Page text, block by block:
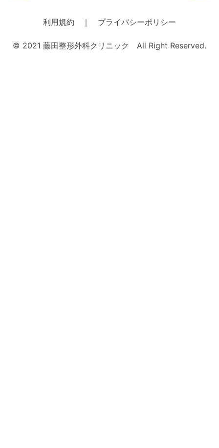
ゲ
利用規約 ｜ プライバシーポリシー
© 2021 藤田整形外科クリニック All Right Reserved.